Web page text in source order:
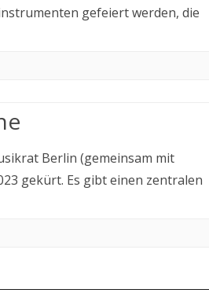
gefeiert werden, die
Berlin (gemeinsam mit
gekürt. Es gibt einen zentralen